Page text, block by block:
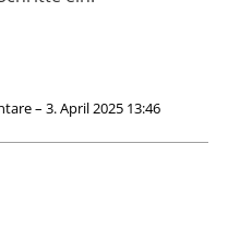
– 3. April 2025 13:46